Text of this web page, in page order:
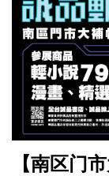
【南区门